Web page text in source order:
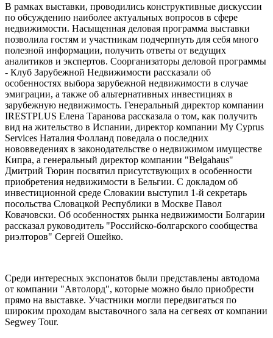
В рамках выставки, проводились конструктивные дискуссии
по обсуждению наиболее актуальных вопросов в сфере
недвижимости. Насыщенная деловая программа выставки
позволила гостям и участникам подчерпнуть для себя много
полезной информации, получить ответы от ведущих
аналитиков и экспертов. Соорганизаторы деловой программы
- Клуб Зарубежной Недвижимости рассказали об
особенностях выбора зарубежной недвижимости в случае
эмиграции, а также об альтернативных инвестициях в
зарубежную недвижимость. Генеральный директор компании
IRESTPLUS Елена Таранова рассказала о том, как получить
вид на жительство в Испании, директор компании My Cyprus
Services Наталия Фолланд поведала о последних
нововведениях в законодательстве о недвижимом имуществе
Кипра, а генеральный директор компании "Belgahaus"
Дмитрий Тюрин посвятил присутствующих в особенности
приобретения недвижимости в Бельгии. С докладом об
инвестиционной среде Словакии выступил 1-й секретарь
посольства Словацкой Республики в Москве Павол
Ковачовски. Об особенностях рынка недвижимости Болгарии
рассказал руководитель "Российско-болгарского сообщества
риэлторов" Сергей Ошейко.
Среди интересных экспонатов были представлены автодома
от компании "Автолорд", которые можно было приобрести
прямо на выставке. Участники могли передвигаться по
широким проходам выставочного зала на сегвеях от компании
Segwey Tour.